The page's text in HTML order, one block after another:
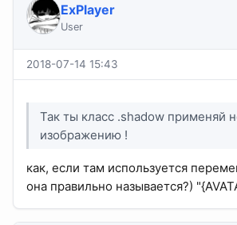
ExPlayer
User
2018-07-14 15:43
Так ты класс .shadow применяй
изображению !
как, если там используется
она правильно называется?)